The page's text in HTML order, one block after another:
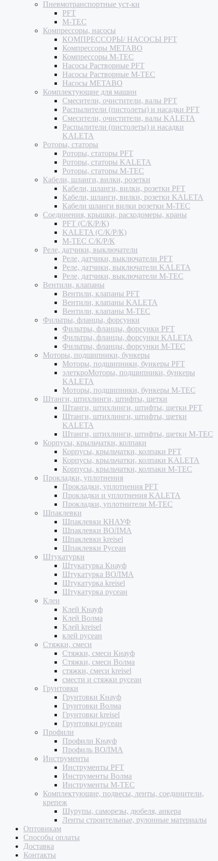
Пневмотранспортные уст-ки
PFT
M-TEC
Компрессоры, насосы
КОМПРЕССОРЫ/ НАСОСЫ PFT
Компрессоры METABO
Компрессоры M-TEC
Насосы Растворные PFT
Насосы Растворные M-TEC
Насосы METABO
Комплектующие для машин
Смесители, очистители, валы PFT
Распылители (пистолеты) и насадки PFT
Смесители, очистители, валы KALETA
Распылители (пистолеты) и насадки
KALETA
Роторы, статоры
Роторы, статоры PFT
Роторы, статоры KALETA
Роторы, статоры M-TEC
Кабели, шланги, вилки, розетки
Кабели, шланги, вилки, розетки PFT
Кабели, шланги, вилки, розетки KALETA
Кабели шланги вилки розетки M-TEC
Соединения, крышки, расходомеры, краны
PFT (С/К/Р/К)
KALETA (С/К/Р/К)
M-TEC С/К/Р/К
Реле, датчики, выключатели
Реле, датчики, выключатели PFT
Реле, датчики, выключатели KALETA
Реле, датчики, выключатели M-TEC
Вентили, клапаны
Вентили, клапаны PFT
Вентили, клапаны KALETA
Вентили, клапаны M-TEC
Фильтры, фланцы, форсунки
Фильтры, фланцы, форсунки PFT
Фильтры, фланцы, форсунки KALETA
Фильтры, фланцы, форсунки M-TEC
Моторы, подшипники, бункеры
Моторы, подшипники, бункеры PFT
элеткроМоторы, подшипники, бункеры
KALETA
Моторы, подшипники, бункеры M-TEC
Штанги, штихлинги, штифты, щетки
Штанги, штихлинги, штифты, щетки PFT
Штанги, штихлинги, штифты, щетки
KALETA
Штанги, штихлинги, штифты, щетки M-TEC
Корпусы, крыльчатки, колпаки
Корпусы, крыльчатки, колпаки PFT
Корпусы, крыльчатки, колпаки KALETA
Корпусы, крыльчатки, колпаки M-TEC
Прокладки, уплотнения
Прокладки, уплотнения PFT
Прокладки и уплотнения KALETA
Прокладки, уплотнители M-TEC
Шпаклевки
Шпаклевки КНАУФ
Шпаклевки ВОЛМА
Шпаклевки kreisel
Шпаклевки Русеан
Штукатурки
Штукатурка Кнауф
Штукатурка ВОЛМА
Штукатурка kreisel
Штукатурка русеан
Клеи
Клей Кнауф
Клей Волма
Клей kreisel
клей русеан
Стяжки, смеси
Стяжки, смеси Кнауф
Стяжки, смеси Волма
стяжки, смеси kreisel
смести и стяжки русеан
Грунтовки
Грунтовки Кнауф
Грунтовки Волма
Грунтовки kreisel
Грунтовки русеан
Профили
Профили Кнауф
Профиль ВОЛМА
Инструменты
Инструменты PFT
Инструменты Волма
Инструменты M-TEC
Комплектующие, подвесы, ленты, соединители,
крепеж
Шурупы, саморезы, дюбеля, анкера
Ленты строительные, рулонные материалы
Оптовикам
Способы оплаты
Доставка
Контакты